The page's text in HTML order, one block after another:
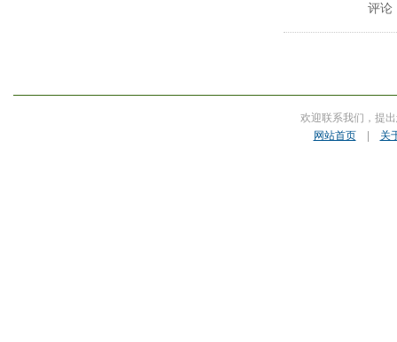
评论
欢迎联系我们，提
网站首页| 关